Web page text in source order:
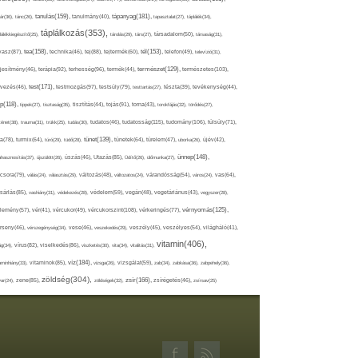
tánc(26), tanulás(159), tanulmány(40), tápanyag(181), tapasztalat(27), táplálék(34),
táplálkozás(353), tárolás(29), társ(27), társadalom(50), társaság(31),
tea(158), technika(46), tej(88), tejtermék(60), tél(153), telefon(49), televízió(31),
terápia(92), terhesség(96), termék(44), természet(129), természetes(103),
test(171), testmozgás(97), testsúly(79), testtartás(27), tészta(39), tevékenység(44),
tippek(27), tisztaság(35), tisztítás(44), tojás(91), torna(43), torokfájás(32), törődés(27),
trauma(31), trükk(25), tudás(30), tudatos(46), tudatosság(115), tudomány(106), túlsúly(71),
turmix(64), túró(29), tüdő(28), tünet(139), tünetek(64), türelem(47), uborka(26), újév(42),
újszülött(26), úszás(46), Utazás(85), Üdítő(26), ülőmunka(27), ünnep(148),
válás(24), választás(29), változás(48), változatos(24), várandósság(54), város(24), vas(64),
vashiány(31), védekezés(28), védelem(59), vegán(48), vegetáriánus(43), vegyszer(28),
vér(41), vércukor(49), vércukorszint(108), vérkeringés(77), vérnyomás(125),
vérszegénység(34), vese(46), veszekedés(29), veszély(45), veszélyes(54), világháló(41),
vírus(82), viselkedés(86), viszketés(30), vita(34), vitalitás(31), vitamin(406),
vitaminok(85), víz(184), vizsga(26), vizsgálat(59), zab(34), zabkása(36), zabpehely(36),
zene(85), zöldség(304), zöldségek(32), zsír(166), zsírégetés(46), zsírsav(25)